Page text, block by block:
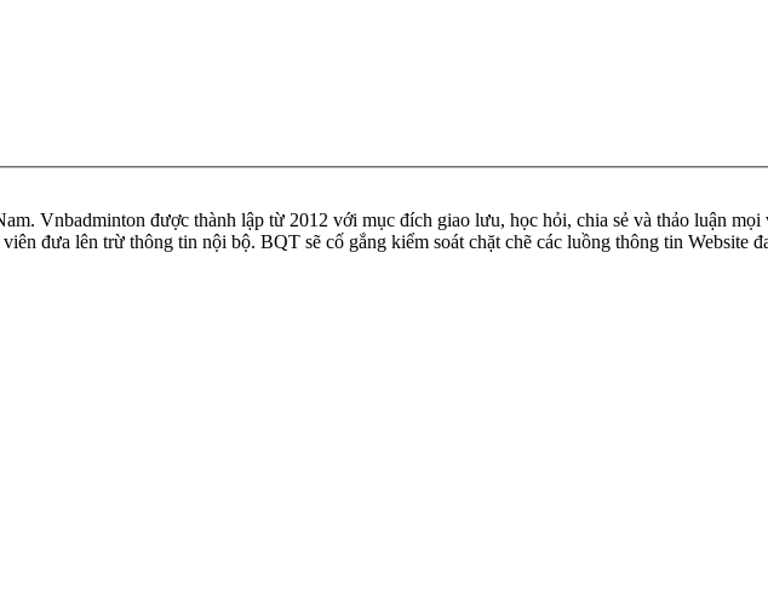
Vnbadminton được thành lập từ 2012 với mục đích giao lưu, học hỏi, chia sẻ và thảo luận mọi
đưa lên trừ thông tin nội bộ. BQT sẽ cố gắng kiểm soát chặt chẽ các luồng thông tin Website